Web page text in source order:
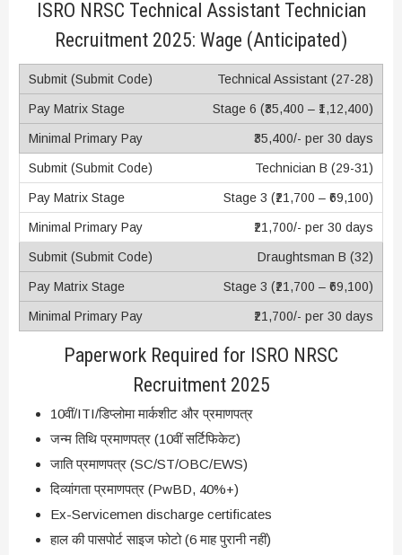
ISRO NRSC Technical Assistant Technician
Recruitment 2025: Wage (Anticipated)
Technical Assistant (27-28)
Stage 6 (₹35,400 – ₹1,12,400)
₹35,400/- per 30 days
Technician B (29-31)
Stage 3 (₹21,700 – ₹69,100)
₹21,700/- per 30 days
Draughtsman B (32)
Stage 3 (₹21,700 – ₹69,100)
₹21,700/- per 30 days
Paperwork Required for ISRO NRSC
Recruitment 2025
10वीं/ITI/डिप्लोमा मार्कशीट और प्रमाणपत्र
जन्म तिथि प्रमाणपत्र (10वीं सर्टिफिकेट)
जाति प्रमाणपत्र (SC/ST/OBC/EWS)
दिव्यांगता प्रमाणपत्र (PwBD, 40%+)
Ex-Servicemen discharge certificates
हाल की पासपोर्ट साइज फोटो (6 माह पुरानी नहीं)